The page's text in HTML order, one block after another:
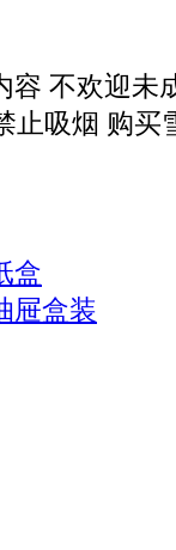
容 不欢迎未
止吸烟 购买
盒
屉盒装